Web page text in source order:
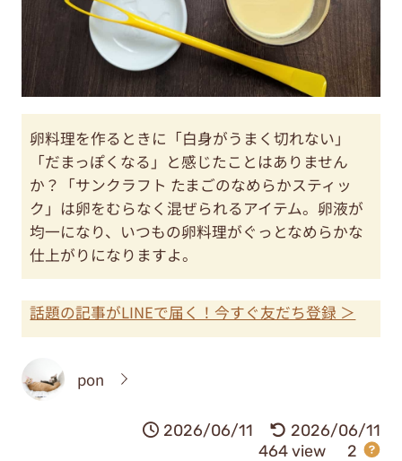
卵料理を作るときに「白身がうまく切れない」
「だまっぽくなる」と感じたことはありません
か？「サンクラフト たまごのなめらかスティッ
ク」は卵をむらなく混ぜられるアイテム。卵液が
均一になり、いつもの卵料理がぐっとなめらかな
仕上がりになりますよ。
話題の記事がLINEで届く！今すぐ友だち登録 ＞
pon
2026/06/11
2026/06/11
464 view
2